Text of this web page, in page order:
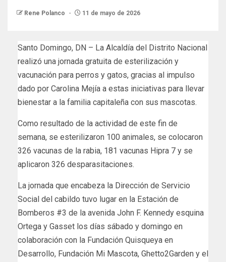
Rene Polanco 11 de mayo de 2026
Santo Domingo, DN – La Alcaldía del Distrito Nacional
realizó una jornada gratuita de esterilización y
vacunación para perros y gatos, gracias al impulso
dado por Carolina Mejía a estas iniciativas para llevar
bienestar a la familia capitaleña con sus mascotas.
Como resultado de la actividad de este fin de
semana, se esterilizaron 100 animales, se colocaron
326 vacunas de la rabia, 181 vacunas Hipra 7 y se
aplicaron 326 desparasitaciones.
La jornada que encabeza la Dirección de Servicio
Social del cabildo tuvo lugar en la Estación de
Bomberos #3 de la avenida John F. Kennedy esquina
Ortega y Gasset los días sábado y domingo en
colaboración con la Fundación Quisqueya en
Desarrollo, Fundación Mi Mascota, Ghetto2Garden y el